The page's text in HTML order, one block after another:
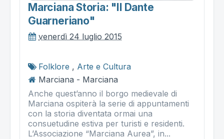
Marciana Storia: "il Dante
Guarneriano"
venerdì 24 luglio 2015
Folklore , Arte e Cultura
Marciana - Marciana
Anche quest’anno il borgo medievale di
Marciana ospiterà la serie di appuntamenti
con la storia diventata ormai una
consuetudine estiva per turisti e residenti.
L’Associazione “Marciana Aurea”, in...